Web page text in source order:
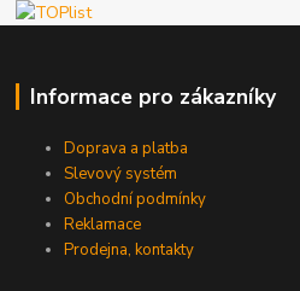
Informace pro zákazníky
Doprava a platba
Slevový systém
Obchodní podmínky
Reklamace
Prodejna, kontakty